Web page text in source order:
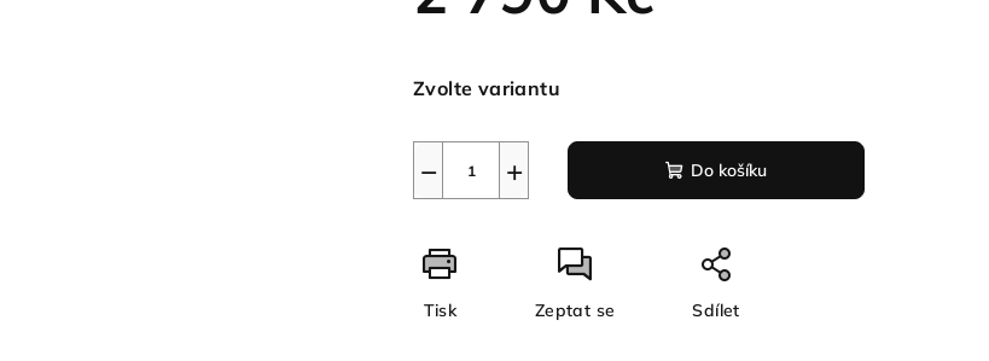
cena:
Zvolte variantu
+
− Do košíku
Tisk Zeptat se Sdílet